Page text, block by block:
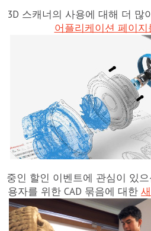
3D 스캐너의 사용에 대해 더 많
어플리케이션 페이
중인 할인 이벤트에 관심이 있으
용자를 위한 CAD 묶음에 대한